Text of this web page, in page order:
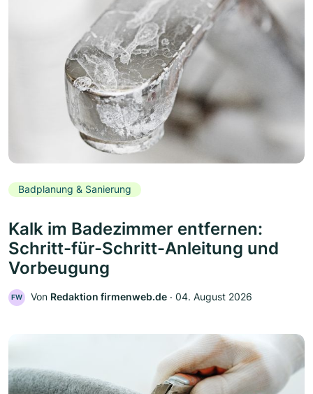
Badplanung & Sanierung
Kalk im Badezimmer entfernen:
Schritt-für-Schritt-Anleitung und
Vorbeugung
FW Von Redaktion firmenweb.de ‧ 04. August 2026